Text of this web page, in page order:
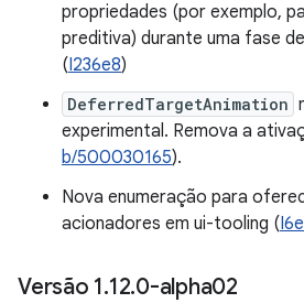
propriedades (por exemplo,
preditiva) durante uma fase
(I236e8)
DeferredTargetAnimation
experimental. Remova a
b/500030165).
Nova enumeração para
acionadores em ui-tooling (
Versão 1.12.0-alpha02